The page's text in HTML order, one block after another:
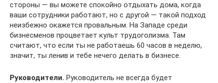
стороны — вы можете спокойно отдыхать дома, когда
ваши сотрудники работают, но с другой — такой подход
неизбежно окажется провальным. На Западе среди
бизнесменов процветает культ трудоголизма. Там
считают, что если ты не работаешь 60 часов в неделю,
значит, ты ленив и тебе нечего делать в бизнесе.
Руководители. Руководитель не всегда будет